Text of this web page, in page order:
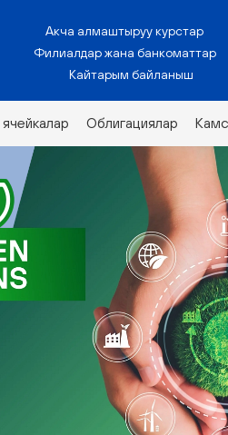
Облигациялар
Акча алмаштыруу курстар
Филиалдар жана банкоматтар
Кайтарым байланыш